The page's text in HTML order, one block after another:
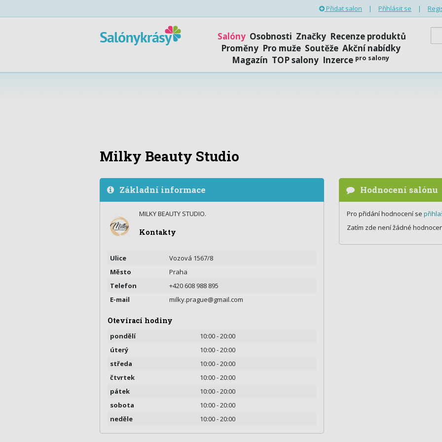
Přidat salon | Přihlásit se |
Salóny Osobnosti Značky Recenze produktů
Proměny Pro muže Soutěže Akční nabídky
Magazín TOP salony Inzerce pro salony
Milky Beauty Studio
Základní informace
MILKY BEAUTY STUDIO.
Kontakty
Ulice
Vozová 1567/8
Město
Praha
Telefon
+420 608 988 895
E-mail
milky.prague@gmail.com
Otevírací hodiny
pondělí
10:00 - 20:00
úterý
10:00 - 20:00
středa
10:00 - 20:00
čtvrtek
10:00 - 20:00
pátek
10:00 - 20:00
sobota
10:00 - 20:00
neděle
10:00 - 20:00
Hodnocení salónu
Pro přidání hodnocení se
Zatím zde není žádné